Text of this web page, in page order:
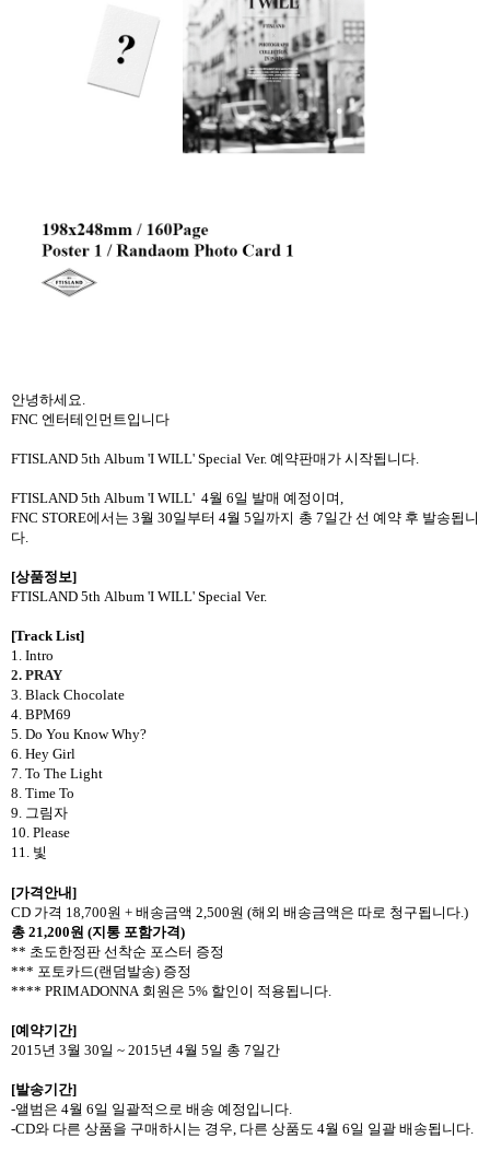
안녕하세요.
FNC 엔터테인먼트입니다
FTISLAND 5th Album 'I WILL' Special Ver. 예약판매가 시작됩니다.
FTISLAND 5th Album 'I WILL' 4월 6일 발매 예정이며,
FNC STORE에서는 3월 30일부터 4월 5일까지 총 7일간 선 예약 후 발송됩니
다.
[상품정보]
FTISLAND 5th Album 'I WILL' Special Ver.
[Track List]
1. Intro
2. PRAY
3. Black Chocolate
4. BPM69
5. Do You Know Why?
6. Hey Girl
7. To The Light
8. Time To
9. 그림자
10. Please
11. 빛
[가격안내]
CD 가격 18,700원 + 배송금액 2,500원 (해외 배송금액은 따로 청구됩니다.)
총 21,200원 (지통 포함가격)
** 초도한정판 선착순 포스터 증정
*** 포토카드(랜덤발송) 증정
**** PRIMADONNA 회원은 5% 할인이 적용됩니다.
[예약기간]
2015년 3월 30일 ~ 2015년 4월 5일 총 7일간
[발송기간]
-앨범은 4월 6일 일괄적으로 배송 예정입니다.
-CD와 다른 상품을 구매하시는 경우, 다른 상품도 4월 6일 일괄 배송됩니다.